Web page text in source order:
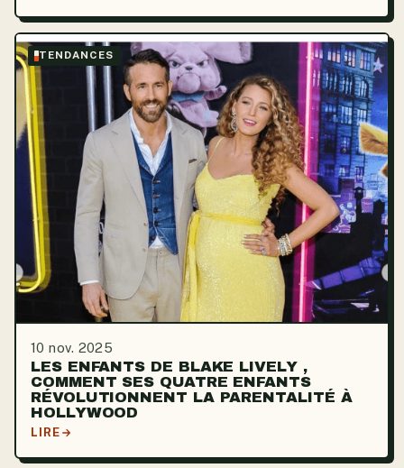
TENDANCES
10 nov. 2025
LES ENFANTS DE BLAKE LIVELY ,
COMMENT SES QUATRE ENFANTS
RÉVOLUTIONNENT LA PARENTALITÉ À
HOLLYWOOD
LIRE